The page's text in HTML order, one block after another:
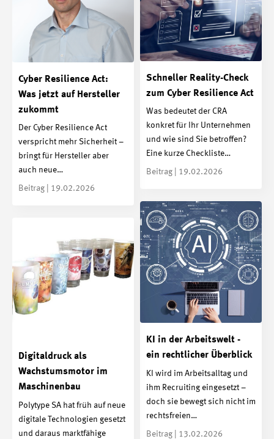
Schneller Reality-Check
zum Cyber Resilience Act
Was bedeutet der CRA
konkret für Ihr Unternehmen
und wie sind Sie betroffen?
Eine kurze Checkliste…
Beitrag | 19.02.2026
Cyber Resilience Act:
Was jetzt auf Hersteller
zukommt
Der Cyber Resilience Act
verspricht mehr Sicherheit –
bringt für Hersteller aber
auch neue…
Beitrag | 19.02.2026
KI in der Arbeitswelt -
ein rechtlicher Überblick
KI wird im Arbeitsalltag und
ihm Recruiting eingesetzt –
doch sie bewegt sich nicht im
rechtsfreien…
Beitrag | 13.02.2026
Digitaldruck als
Wachstumsmotor im
Maschinenbau
Polytype SA hat früh auf neue
digitale Technologien gesetzt
und daraus marktfähige